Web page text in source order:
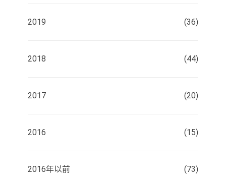
2019 (36)
2018 (44)
2017 (20)
2016 (15)
2016年以前 (73)